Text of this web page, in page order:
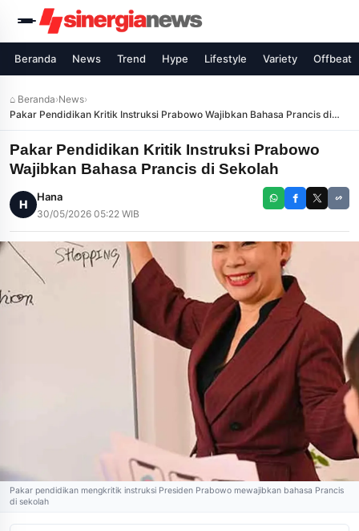
Beranda News Trend Hype Lifestyle Variety Offbeat
⌂ Beranda›News›
Pakar Pendidikan Kritik Instruksi Prabowo Wajibkan Bahasa Prancis di
Sekolah
Pakar Pendidikan Kritik Instruksi Prabowo
Wajibkan Bahasa Prancis di Sekolah
H
Hana
30/05/2026 05:22 WIB
Pakar pendidikan mengkritik instruksi Presiden Prabowo mewajibkan bahasa Prancis
di sekolah